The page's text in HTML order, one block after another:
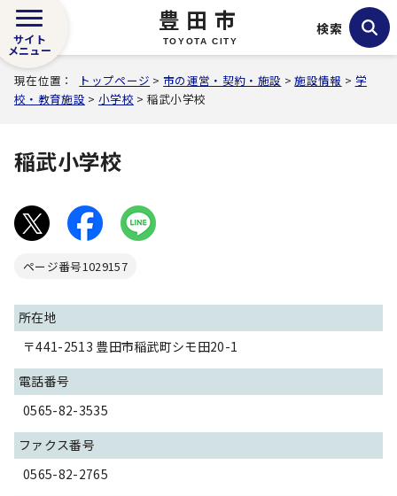
豊田市
TOYOTA CITY
サイト
メニュー
検索
現在位置： トップページ >市の運営・契約・施設 >施設情報 > 学
校・教育施設 > 小学校 > 稲武小学校
稲武小学校
ページ番号1029157
所在地
〒441-2513 豊田市稲武町シモ田20-1
電話番号
0565-82-3535
ファクス番号
0565-82-2765